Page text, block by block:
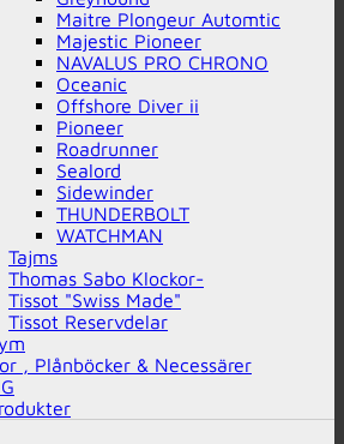
Maitre Plongeur Automtic
Majestic Pioneer
NAVALUS PRO CHRONO
Oceanic
Offshore Diver ii
Pioneer
Roadrunner
Sealord
Sidewinder
THUNDERBOLT
WATCHMAN
Tajms
Thomas Sabo Klockor-
Tissot "Swiss Made"
Tissot Reservdelar
, Plånböcker & Necessärer